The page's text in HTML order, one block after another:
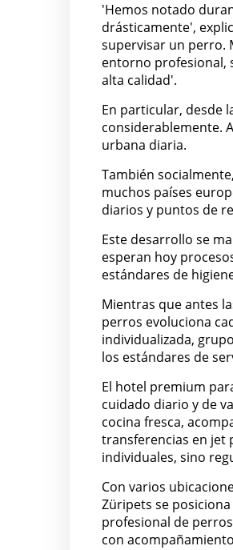
'Hemos notado
drásticamente',
supervisar un perro.
entorno profesional,
alta calidad'.
En particular, desde
considerablemente.
urbana diaria.
También
muchos países
diarios y puntos de
Este desarrollo se
esperan hoy
estándares de
Mientras que antes
perros evoluciona
individualizada,
los estándares de
El hotel premium
cuidado diario y de
cocina fresca,
transferencias en jet
individuales, sino
Con varios
Züripets se
profesional de
con